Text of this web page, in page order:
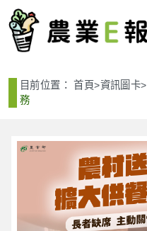
目前位置：首頁>資訊圖卡>
務